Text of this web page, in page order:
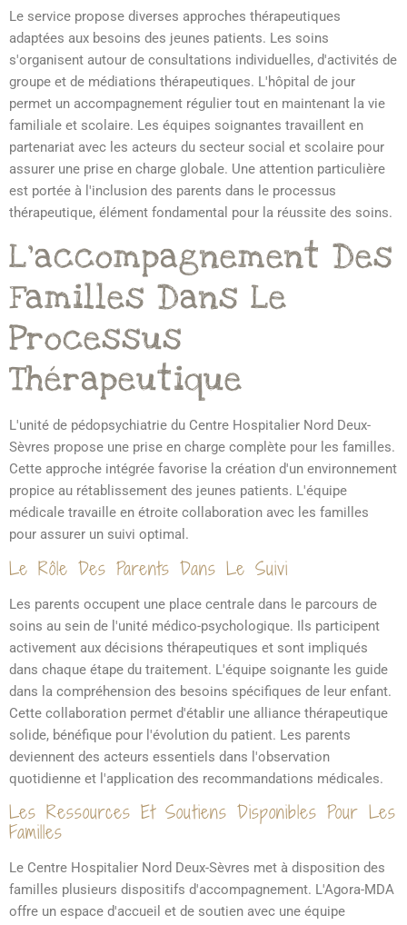
Le service propose diverses approches thérapeutiques
adaptées aux besoins des jeunes patients. Les soins
s'organisent autour de consultations individuelles, d'activités de
groupe et de médiations thérapeutiques. L'hôpital de jour
permet un accompagnement régulier tout en maintenant la vie
familiale et scolaire. Les équipes soignantes travaillent en
partenariat avec les acteurs du secteur social et scolaire pour
assurer une prise en charge globale. Une attention particulière
est portée à l'inclusion des parents dans le processus
thérapeutique, élément fondamental pour la réussite des soins.
L'accompagnement Des
Familles Dans Le
Processus
Thérapeutique
L'unité de pédopsychiatrie du Centre Hospitalier Nord Deux-
Sèvres propose une prise en charge complète pour les familles.
Cette approche intégrée favorise la création d'un environnement
propice au rétablissement des jeunes patients. L'équipe
médicale travaille en étroite collaboration avec les familles
pour assurer un suivi optimal.
Le Rôle Des Parents Dans Le Suivi
Les parents occupent une place centrale dans le parcours de
soins au sein de l'unité médico-psychologique. Ils participent
activement aux décisions thérapeutiques et sont impliqués
dans chaque étape du traitement. L'équipe soignante les guide
dans la compréhension des besoins spécifiques de leur enfant.
Cette collaboration permet d'établir une alliance thérapeutique
solide, bénéfique pour l'évolution du patient. Les parents
deviennent des acteurs essentiels dans l'observation
quotidienne et l'application des recommandations médicales.
Les Ressources Et Soutiens Disponibles Pour Les
Familles
Le Centre Hospitalier Nord Deux-Sèvres met à disposition des
familles plusieurs dispositifs d'accompagnement. L'Agora-MDA
offre un espace d'accueil et de soutien avec une équipe